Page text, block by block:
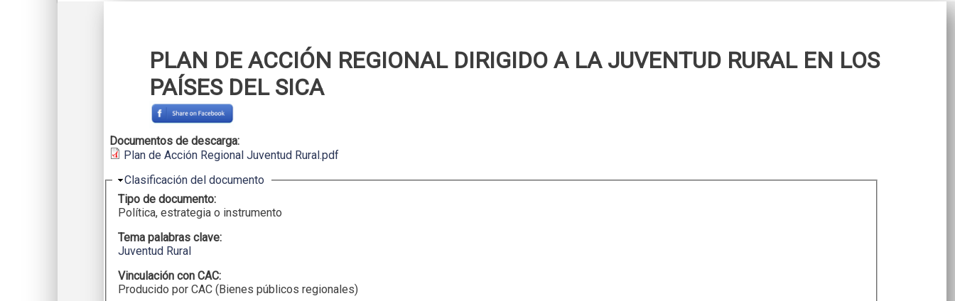
PLAN DE ACCIÓN REGIONAL DIRIGIDO A LA JUVENTUD RURAL EN LOS
PAÍSES DEL SICA
Documentos de descarga:
Plan de Acción Regional Juventud Rural.pdf
Ocultar
Clasificación del documento
Tipo de documento:
Política, estrategia o instrumento
Tema palabras clave:
Juventud Rural
Vinculación con CAC:
Producido por CAC (Bienes públicos regionales)